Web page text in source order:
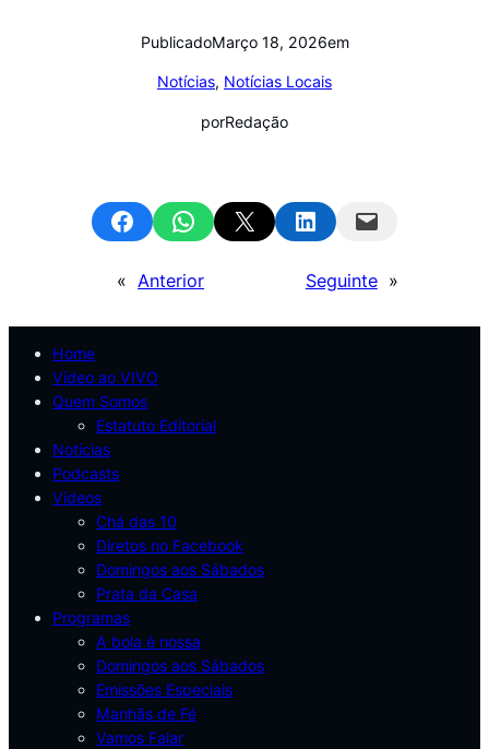
PublicadoMarço 18, 2026em
Notícias, Notícias Locais
porRedação
Share on FacebookShare on WhatsApp
Email this Page Share on LinkedInEmail this Page
« Anterior Seguinte »
Home
Vídeo ao VIVO
Quem Somos
Estatuto Editorial
Notícias
Podcasts
Vídeos
Chá das 10
Diretos no Facebook
Domingos aos Sábados
Prata da Casa
Programas
A bola é nossa
Domingos aos Sábados
Emissões Especiais
Manhãs de Fé
Vamos Falar